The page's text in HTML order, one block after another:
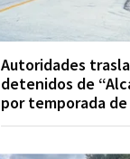
Autoridades
detenidos de
por temporada